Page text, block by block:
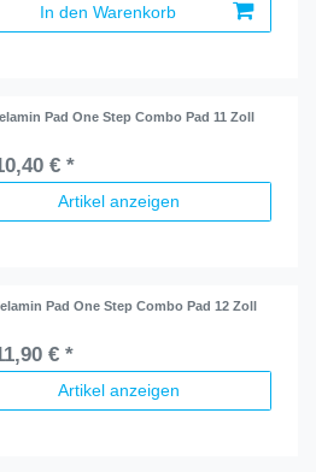
In den Warenkorb
Pad One Step Combo Pad 11 Zoll
€ *
Artikel anzeigen
Pad One Step Combo Pad 12 Zoll
€ *
Artikel anzeigen